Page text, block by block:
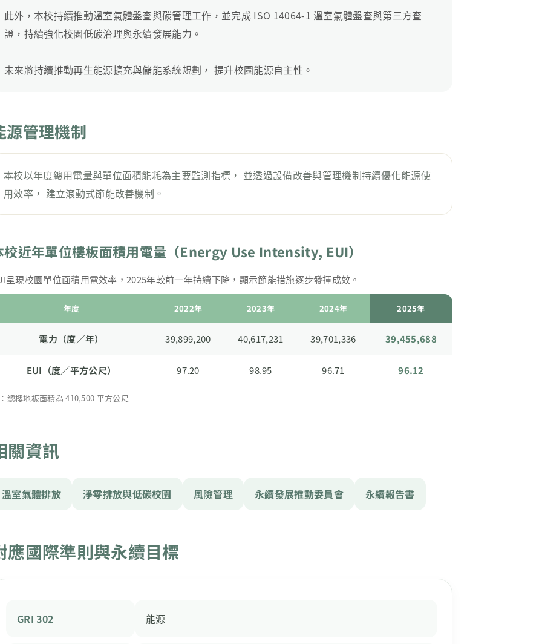
此外，本校持續推動溫室氣體盤查與碳管理工作，並完成 ISO 14064-1 溫室氣體盤查與第三方查
證，持續強化校園低碳治理與永續發展能力。
未來將持續推動再生能源擴充與儲能系統規劃， 提升校園能源自主性。
源管理機制
本校以年度總用電量與單位面積能耗為主要監測指標， 並透過設備改善與管理機制持續優化能源使
用效率， 建立滾動式節能改善機制。
校近年單位樓板面積用電量（Energy Use Intensity, EUI）
呈現校園單位面積用電效率，2025年較前一年持續下降，顯示節能措施逐步發揮成效。
年度 2022年 2023年 2024年 2025年
電力（度／年） 39,899,200 40,617,231 39,701,336 39,455,688
EUI（度／平方公尺） 97.20 98.95 96.71 96.12
總樓地板面積為 410,500 平方公尺
關資訊
溫室氣體排放 淨零排放與低碳校園 風險管理 永續發展推動委員會 永續報告書
應國際準則與永續目標
GRI 302 能源